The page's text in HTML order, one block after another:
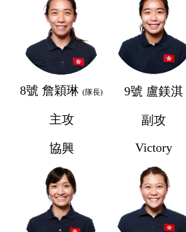
8號 詹穎琳 (隊長)
主攻
協興
9號 盧鎂淇
副攻
Victory